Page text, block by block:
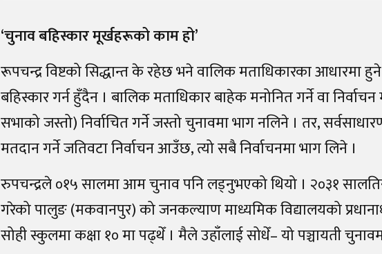
‘चुनाव बहिस्कार मूर्खहरूको काम हो’
रूपचन्द्र विष्टको सिद्धान्त के रहेछ भने वालिक मताधिकारका आधारमा
बहिस्कार गर्न हुँदैन । बालिक मताधिकार बाहेक मनोनित गर्ने वा निर्वाचन
सभाको जस्तो) निर्वाचित गर्ने जस्तो चुनावमा भाग नलिने । तर,
मतदान गर्ने जतिवटा निर्वाचन आउँछ, त्यो सबै निर्वाचनमा भाग लिने ।
रुपचन्द्रले ०१५ सालमा आम चुनाव पनि लड्नुभएको थियो । २०३१
गरेको पालुङ (मकवानपुर) को जनकल्याण माध्यमिक विद्यालयको
सोही स्कुलमा कक्षा १० मा पढ्थेँ । मैले उहाँलाई सोधेँ– यो पञ्चायती